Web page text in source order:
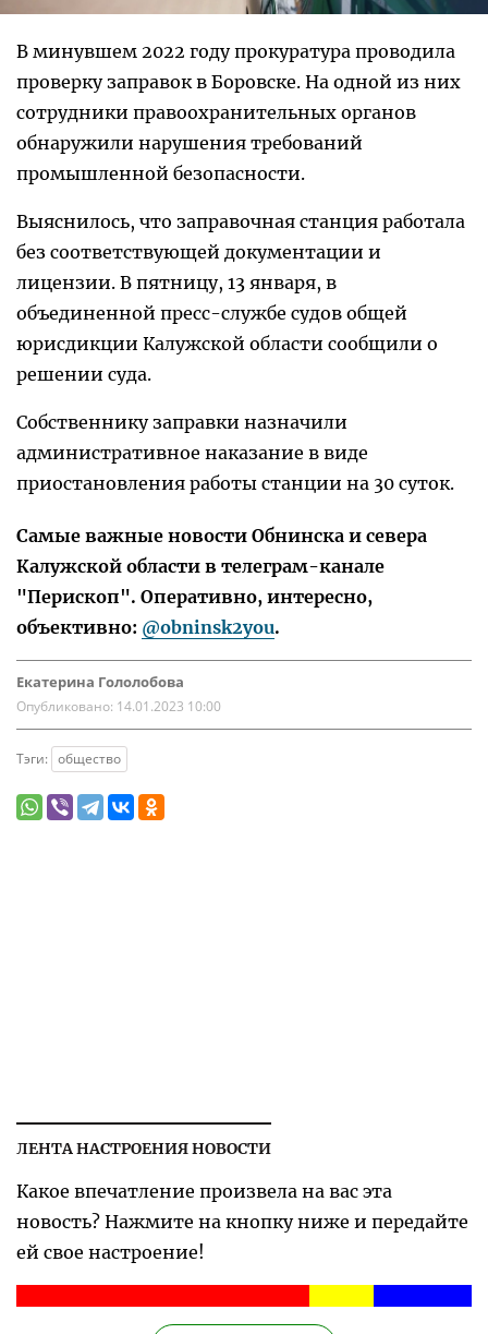
В минувшем 2022 году прокуратура проводила
проверку заправок в Боровске. На одной из них
сотрудники правоохранительных органов
обнаружили нарушения требований
промышленной безопасности.
Выяснилось, что заправочная станция работала
без соответствующей документации и
лицензии. В пятницу, 13 января, в
объединенной пресс-службе судов общей
юрисдикции Калужской области сообщили о
решении суда.
Собственнику заправки назначили
административное наказание в виде
приостановления работы станции на 30 суток.
Самые важные новости Обнинска и севера
Калужской области в телеграм-канале
"Перископ". Оперативно, интересно,
объективно: @obninsk2you.
Екатерина Гололобова
Опубликовано: 14.01.2023 10:00
Тэги: общество
ЛЕНТА НАСТРОЕНИЯ НОВОСТИ
Какое впечатление произвела на вас эта
новость? Нажмите на кнопку ниже и передайте
ей свое настроение!